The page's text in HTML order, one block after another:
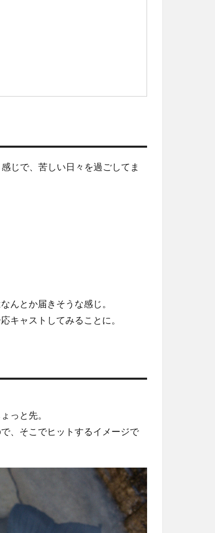
じで、苦しい日々を過ごしてま
んとか届きそうな感じ。
キャストしてみることに。
っと先。
、そこでヒットするイメージで